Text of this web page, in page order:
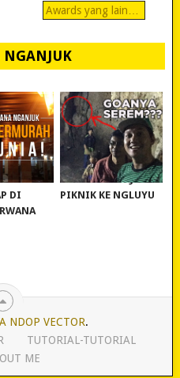
Awards yang lain…
NGANJUK
DI
WISATA NGANJUK:
PIKNIK KE NGLUYU
NDOP VECTOR.
TUTORIAL-TUTORIAL
ME